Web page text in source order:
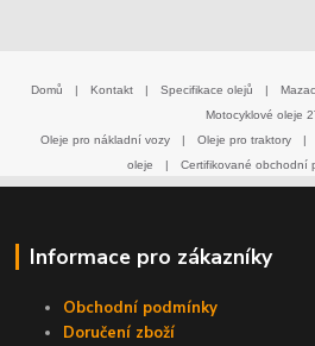
Domů Kontakt Specifikace olejů
Motocyklové oleje
Oleje pro nákladní vozy
Oleje pro traktory
oleje
Certifikované obchodní
Informace pro zákazníky
Obchodní podmínky
Doručení zboží